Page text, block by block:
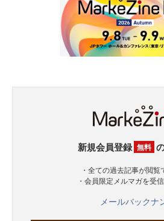
新規会員登録 無料
・全ての過去記事が閲覧
・会員限定メルマガを受
メールバックナ